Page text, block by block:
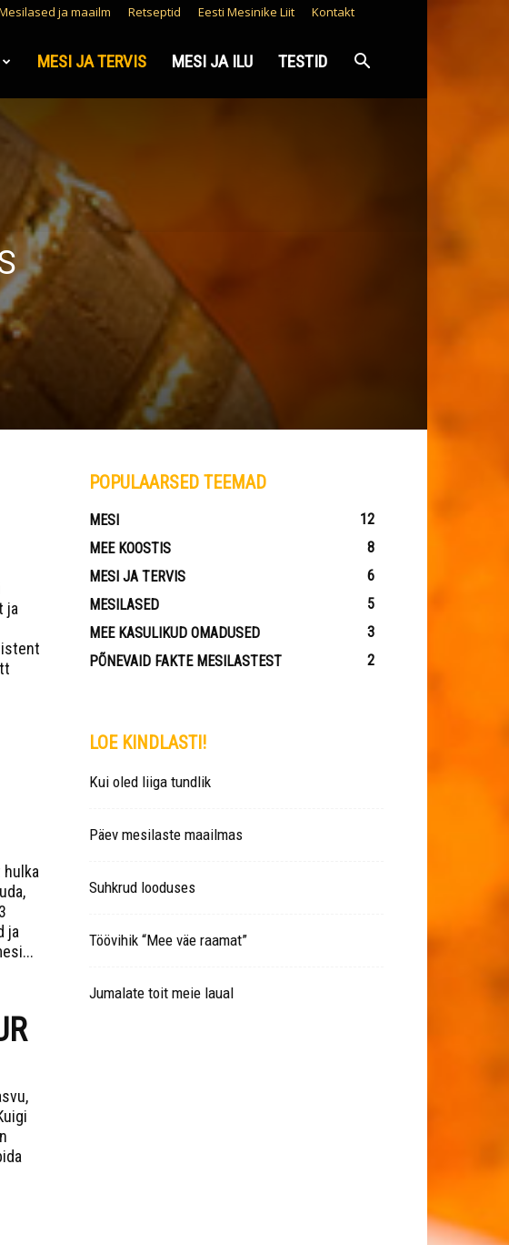
ja maailm Retseptid Eesti Mesinike Liit Kontakt
MESI JA TERVIS MESI JA ILU TESTID
ja
ja
POPULAARSED TEEMAD
MESI
12
MEE KOOSTIS
8
MESI JA TERVIS
6
MESILASED
5
MEE KASULIKUD OMADUSED
3
PÕNEVAID FAKTE MESILASTEST
2
LOE KINDLASTI!
Kui oled liiga tundlik
Päev mesilaste maailmas
Suhkrud looduses
Töövihik “Mee väe raamat”
Jumalate toit meie laual